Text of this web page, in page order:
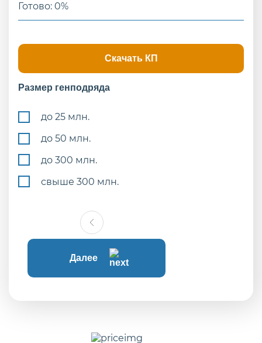
Скачать КП
Готово: 0%
Размер генподряда
до 25 млн.
до 50 млн.
до 300 млн.
свыше 300 млн.
Далее